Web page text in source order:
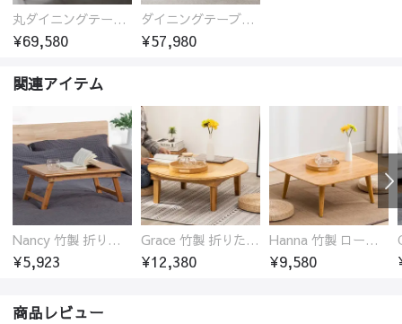
丸ダイニングテーブル セラミック天板 耐熱 キズに強い 丸型 北欧 無垢材 円卓 円型
¥69,580
ダイニングテーブル おしゃれ セラミック天板 大理石柄 食卓 4人用 4人 6人 140cm 160cm 180cm 耐久性 耐熱 食事テーブル
¥57,980
関連アイテム
Nancy 竹製 折りたたみ式ローテーブル センターテーブル
¥5,923
Grace 竹製 折りたたみ式ローテーブル センターテーブル センターテーブル 円型
¥12,380
Hanna 竹製 ローテーブル センターテーブル 北欧テイスト 組立簡単
¥9,580
商品レビュー